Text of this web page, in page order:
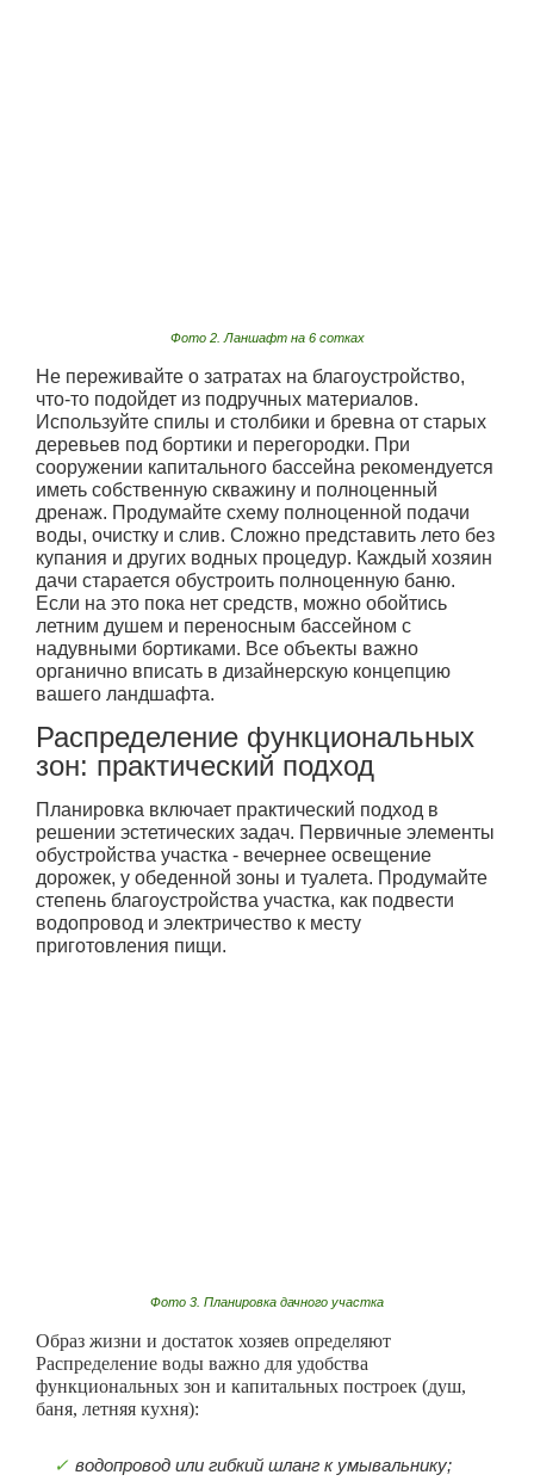
Фото 2. Ланшафт на 6 сотках
Не переживайте о затратах на благоустройство,
что-то подойдет из подручных материалов.
Используйте спилы и столбики и бревна от старых
деревьев под бортики и перегородки. При
сооружении капитального бассейна рекомендуется
иметь собственную скважину и полноценный
дренаж. Продумайте схему полноценной подачи
воды, очистку и слив. Сложно представить лето без
купания и других водных процедур. Каждый хозяин
дачи старается обустроить полноценную баню.
Если на это пока нет средств, можно обойтись
летним душем и переносным бассейном с
надувными бортиками. Все объекты важно
органично вписать в дизайнерскую концепцию
вашего ландшафта.
Распределение функциональных
зон: практический подход
Планировка включает практический подход в
решении эстетических задач. Первичные элементы
обустройства участка - вечернее освещение
дорожек, у обеденной зоны и туалета. Продумайте
степень благоустройства участка, как подвести
водопровод и электричество к месту
приготовления пищи.
Фото 3. Планировка дачного участка
Образ жизни и достаток хозяев определяют
Распределение воды важно для удобства
функциональных зон и капитальных построек (душ,
баня, летняя кухня):
водопровод или гибкий шланг к умывальнику;